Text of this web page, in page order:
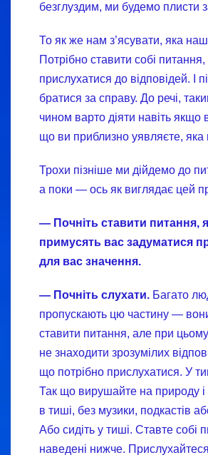
безглуздим, ми будемо плисти
То як же нам з’ясувати, яка
Потрібно ставити собі питання,
прислухатися до відповідей. І
братися за справу. До речі,
чином варто діяти навіть якщо
що ви приблизно уявляєте,
Трохи пізніше ми дійдемо до
а поки — ось як виглядає цей
— Почніть ставити питання,
примусять вас задуматися
для вас значення.
— Почніть слухати. Багато
пропускають цю частину —
ставити питання, але при цьому
не знаходити зрозумілих
що потрібно прислухатися. У
Так що вирушайте на природу і
в тиші, без музики, подкастів
Або сидіть у тиші. Ставте собі
наведені нижче.